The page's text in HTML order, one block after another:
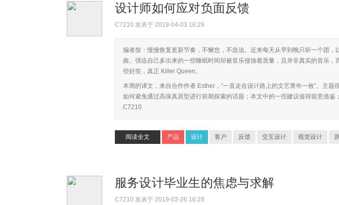
设计师如何应对负面反馈
C7210 发表于 2019-04-03 16:29
编者按：慢慢恢复更新节奏，不懈怠，不急迫。近来每天从早到晚只听一个团，
曲。强迫自己多出来的一些睡眠时间却被音乐侵蚀着质量，且并非真实的音乐
些好笑，真正 Killer Queen。
本周的译文，来自合作作者 Esther，“一直走在设计路上的文艺青年一枚”。主
如何避免通过高保真原型进行前期探索的话题；本文中的一些建议值得留意借鉴
C7210
阅读全文 产品 设计 客户 反馈 交互设计 视觉设计
服务设计毕业生的焦虑与求解
C7210 发表于 2019-03-26 16:28